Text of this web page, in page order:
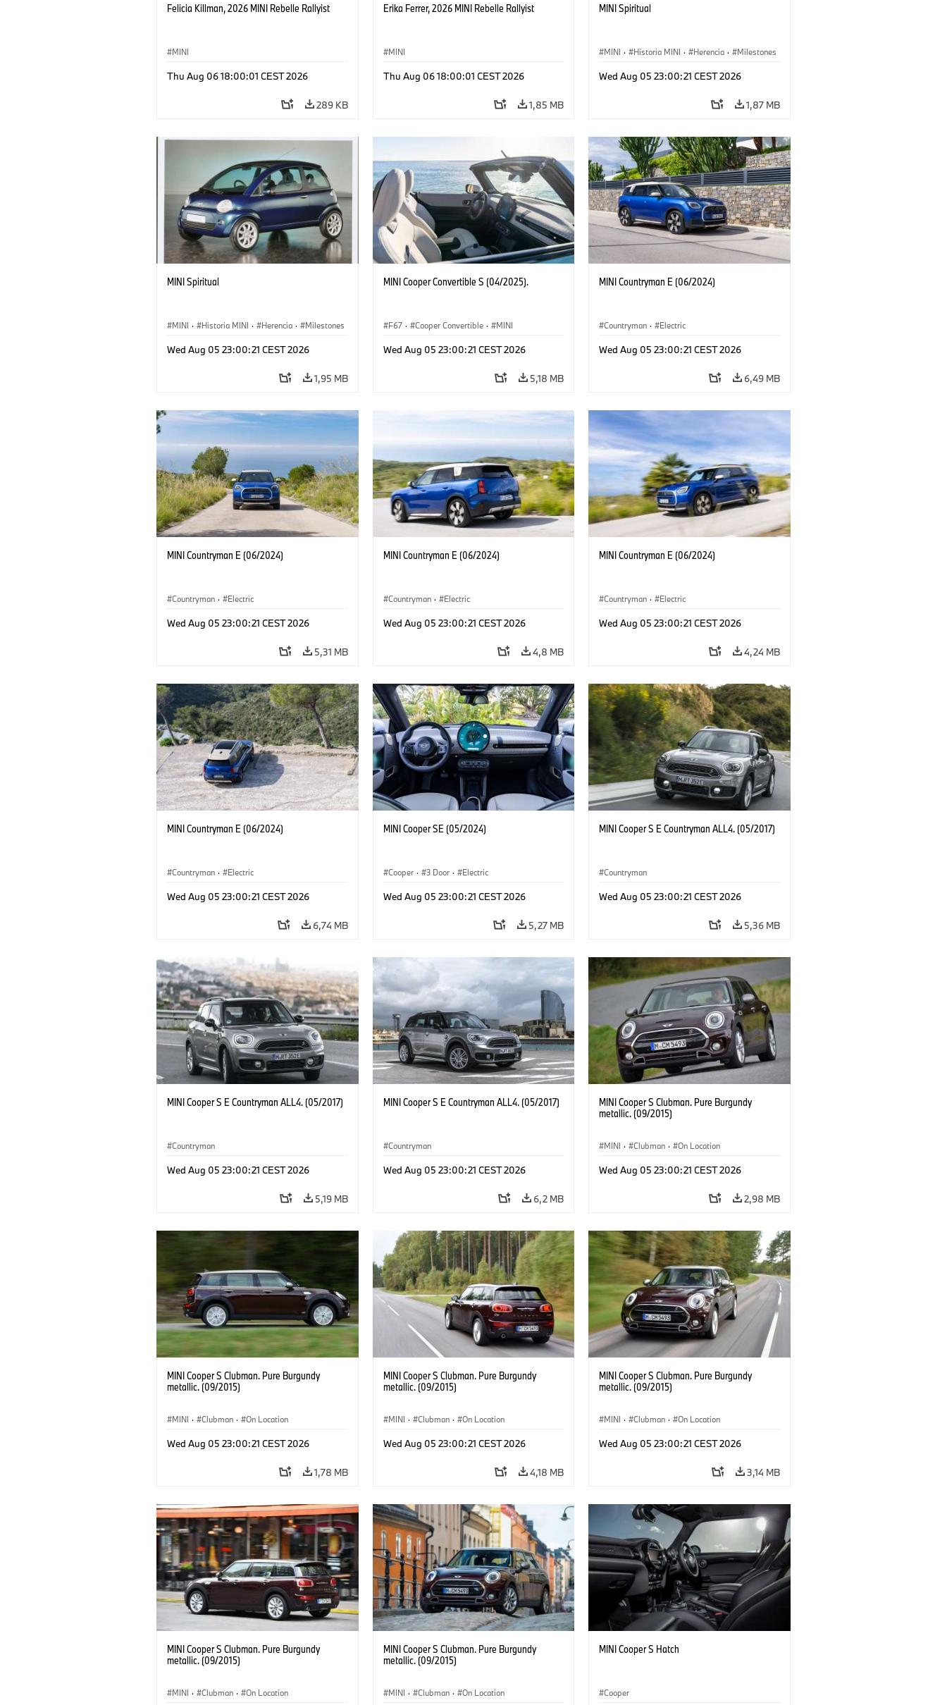
Felicia Killman, 2026 MINI Rebelle Rallyist
MINI
Thu Aug 06 18:00:01 CEST 2026
289 KB
Erika Ferrer, 2026 MINI Rebelle Rallyist
MINI
Thu Aug 06 18:00:01 CEST 2026
1,85 MB
MINI Spiritual
MINI · Historia MINI · Herencia · Milestones
Wed Aug 05 23:00:21 CEST 2026
1,87 MB
MINI Spiritual
MINI · Historia MINI · Herencia · Milestones
Wed Aug 05 23:00:21 CEST 2026
1,95 MB
MINI Cooper Convertible S (04/2025).
F67 · Cooper Convertible · MINI
Wed Aug 05 23:00:21 CEST 2026
5,18 MB
MINI Countryman E (06/2024)
Countryman · Electric
Wed Aug 05 23:00:21 CEST 2026
6,49 MB
MINI Countryman E (06/2024)
Countryman · Electric
Wed Aug 05 23:00:21 CEST 2026
5,31 MB
MINI Countryman E (06/2024)
Countryman · Electric
Wed Aug 05 23:00:21 CEST 2026
4,8 MB
MINI Countryman E (06/2024)
Countryman · Electric
Wed Aug 05 23:00:21 CEST 2026
4,24 MB
MINI Countryman E (06/2024)
Countryman · Electric
Wed Aug 05 23:00:21 CEST 2026
6,74 MB
MINI Cooper SE (05/2024)
Cooper · 3 Door · Electric
Wed Aug 05 23:00:21 CEST 2026
5,27 MB
MINI Cooper S E Countryman ALL4. (05/2017)
Countryman
Wed Aug 05 23:00:21 CEST 2026
5,36 MB
MINI Cooper S E Countryman ALL4. (05/2017)
Countryman
Wed Aug 05 23:00:21 CEST 2026
5,19 MB
MINI Cooper S E Countryman ALL4. (05/2017)
Countryman
Wed Aug 05 23:00:21 CEST 2026
6,2 MB
MINI Cooper S Clubman. Pure Burgundy
metallic. (09/2015)
MINI · Clubman · On Location
Wed Aug 05 23:00:21 CEST 2026
2,98 MB
MINI Cooper S Clubman. Pure Burgundy
metallic. (09/2015)
MINI · Clubman · On Location
Wed Aug 05 23:00:21 CEST 2026
1,78 MB
MINI Cooper S Clubman. Pure Burgundy
metallic. (09/2015)
MINI · Clubman · On Location
Wed Aug 05 23:00:21 CEST 2026
4,18 MB
MINI Cooper S Clubman. Pure Burgundy
metallic. (09/2015)
MINI · Clubman · On Location
Wed Aug 05 23:00:21 CEST 2026
3,14 MB
MINI Cooper S Clubman. Pure Burgundy
metallic. (09/2015)
MINI · Clubman · On Location
MINI Cooper S Clubman. Pure Burgundy
metallic. (09/2015)
MINI · Clubman · On Location
MINI Cooper S Hatch
Cooper